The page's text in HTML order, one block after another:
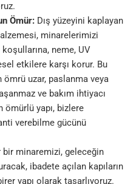
Ömür: Dış yüzeyini kaplayan
minarelerimizi
neme, UV
etkilere karşı korur. Bu
uzar, paslanma veya
ve bakım ihtiyacı
ömürlü yapı, bizlere
verebilme gücünü
minaremizi, geleceğin
ibadete açılan kapıların
yapı olarak tasarlıyoruz.